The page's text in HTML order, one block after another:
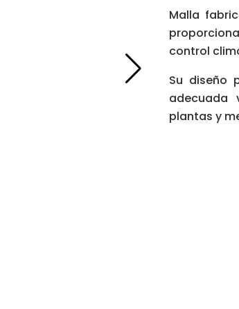
Malla
control
Su diseño
adecuada
plantas y